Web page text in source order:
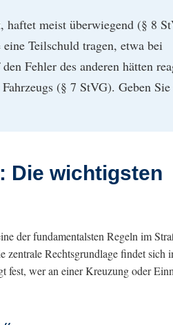
haftet meist überwiegend (§ 8
Teilschuld tragen, etwa bei
Fehler des anderen hätten
(§ 7 StVG). Geben
Die wichtigsten
der fundamentalsten Regeln im
zentrale Rechtsgrundlage findet sich
fest, wer an einer Kreuzung oder